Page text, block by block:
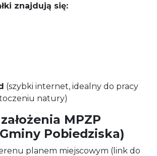
znajdują się:
(szybki internet, idealny do pracy
natury)
MPZP
Pobiedziska)
planem miejscowym (link do